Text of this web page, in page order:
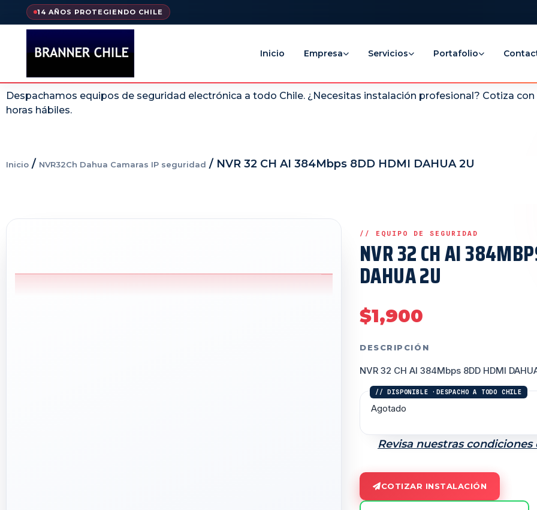
14 AÑOS PROTEGIENDO CHILE
Inicio Empresa Servicios Portafolio
Despachamos equipos de seguridad electrónica a todo Chile. ¿Necesitas instalación profesional? Cotiza
horas hábiles.
Inicio / NVR32Ch Dahua Camaras IP seguridad / NVR 32 CH AI 384Mbps 8DD HDMI DAHUA 2U
NVR 32 CH AI
DAHUA 2U
$1,900
DESCRIPCIÓN
NVR 32 CH AI 384Mbps 8DD HDMI
Agotado
Revisa nuestras condiciones
COTIZAR INSTALACIÓN